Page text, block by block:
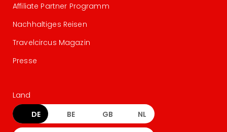
Affiliate Partner Programm
Nachhaltiges Reisen
Travelcircus Magazin
Presse
Land
DE BE GB NL